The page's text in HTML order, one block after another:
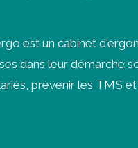
est un cabinet
dans leur démarche
prévenir les TMS et